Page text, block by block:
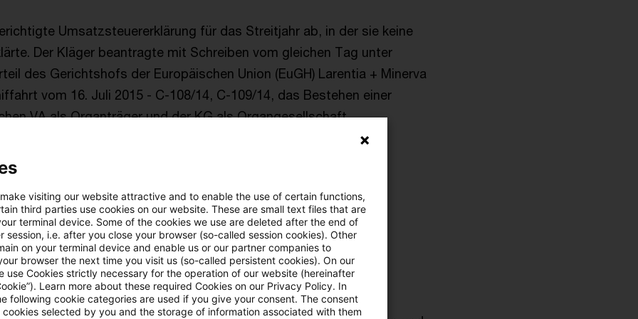
Umsatzsteuererklärung für das Streitjahr ab, in der sie keine
Der Kläger beantragte mit Schreiben vom gleichen Tag unter
des Gerichtshofs der Europäischen Union (EuGH) Larentia + Minerva
vom 16. Juli 2015 - C-108/14, C-109/14, das Bestehen einer
VA als Organträger und der KG als Organgesellschaft
dies ab, da eine Personengesellschaft nicht in eine
einbezogen werden könne.
Finanzgericht Baden-Württemberg hatte Erfolg.
BFH
visiting our website attractive and to enable the use of certain functions,
third parties use cookies on our website. These are small text files that are
terminal device. Some of the cookies we use are deleted after the end of
session, i.e. after you close your browser (so-called session cookies). Other
on your terminal device and enable us or our partner companies to
browser the next time you visit us (so-called persistent cookies). On our
use Cookies strictly necessary for the operation of our website (hereinafter
Learn more about these required Cookies on our Privacy Policy. In
following cookie categories are used if you give your consent. The consent
cookies selected by you and the storage of information associated with them